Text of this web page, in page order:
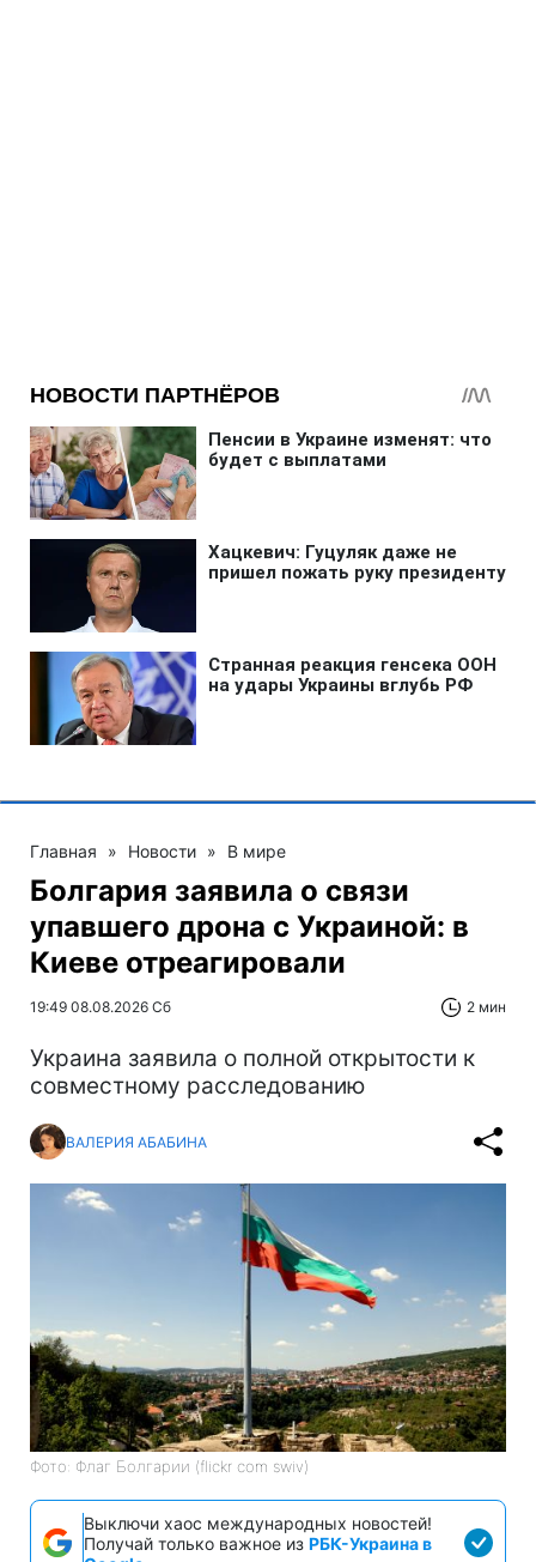
Главная » Новости » В мире
Болгария заявила о связи
упавшего дрона с Украиной: в
Киеве отреагировали
19:49 08.08.2026 Сб 2 мин
Украина заявила о полной открытости к
совместному расследованию
ВАЛЕРИЯ АБАБИНА
Фото: Флаг Болгарии (flickr com swiv)
Выключи хаос международных новостей!
Получай только важное из РБК-Украина в